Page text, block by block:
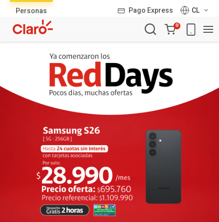
Personas Pago Express
CL
Carro
de
0
productos